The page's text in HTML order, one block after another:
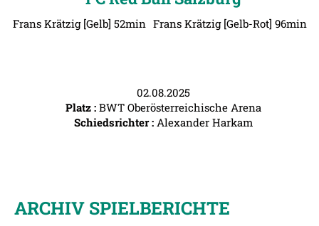
Frans Krätzig [Gelb] 52min Frans Krätzig [Gelb-Rot] 96min
02.08.2025
Platz : BWT Oberösterreichische Arena
Schiedsrichter : Alexander Harkam
ARCHIV SPIELBERICHTE